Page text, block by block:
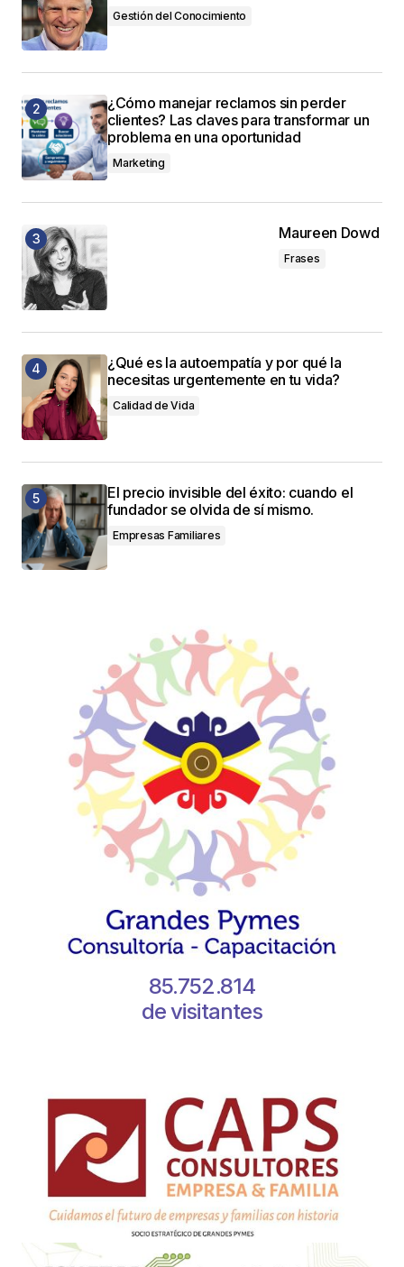
Gestión del Conocimiento
¿Cómo manejar reclamos sin perder
clientes? Las claves para transformar un
problema en una oportunidad
Marketing
Maureen Dowd
Frases
¿Qué es la autoempatía y por qué la
necesitas urgentemente en tu vida?
Calidad de Vida
El precio invisible del éxito: cuando el
fundador se olvida de sí mismo.
Empresas Familiares
85.752.814
de visitantes